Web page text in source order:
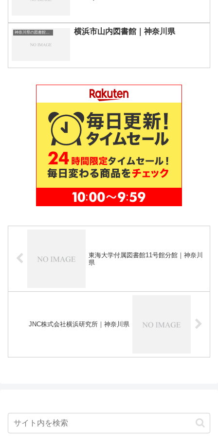
神奈川県の図書館｜勉強できる場所 横浜市山内図書館｜神奈川県
東海大学付属図書館11号館分館｜神奈川
県
JNC株式会社横浜研究所｜神奈川県